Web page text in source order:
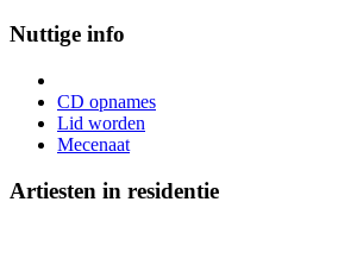
Nuttige info
CD opnames
Lid worden
Mecenaat
Artiesten in residentie